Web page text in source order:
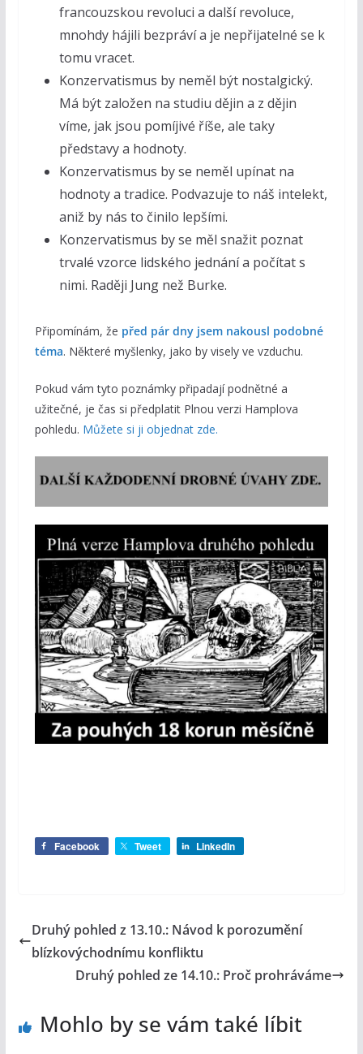
francouzskou revoluci a další revoluce,
mnohdy hájili bezpráví a je nepřijatelné se k
tomu vracet.
Konzervatismus by neměl být nostalgický.
Má být založen na studiu dějin a z dějin
víme, jak jsou pomíjivé říše, ale taky
představy a hodnoty.
Konzervatismus by se neměl upínat na
hodnoty a tradice. Podvazuje to náš intelekt,
aniž by nás to činilo lepšími.
Konzervatismus by se měl snažit poznat
trvalé vzorce lidského jednání a počítat s
nimi. Raději Jung než Burke.
Připomínám, že před pár dny jsem nakousl podobné
téma. Některé myšlenky, jako by visely ve vzduchu.
Pokud vám tyto poznámky připadají podnětné a
užitečné, je čas si předplatit Plnou verzi Hamplova
pohledu. Můžete si ji objednat zde.
Facebook Tweet LinkedIn
Druhý pohled z 13.10.: Návod k porozumění
blízkovýchodnímu konfliktu
Druhý pohled ze 14.10.: Proč prohráváme
Mohlo by se vám také líbit